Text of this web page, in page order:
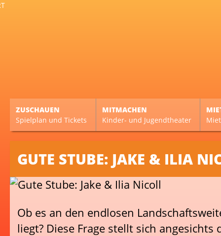
ZUSCHAUEN
Spielplan und Tickets
MITMACHEN
Kinder- und Jugendtheater
GUTE STUBE: JAKE & ILIA
Ob es an den endlosen
liegt? Diese Frage stellt sich angesichts